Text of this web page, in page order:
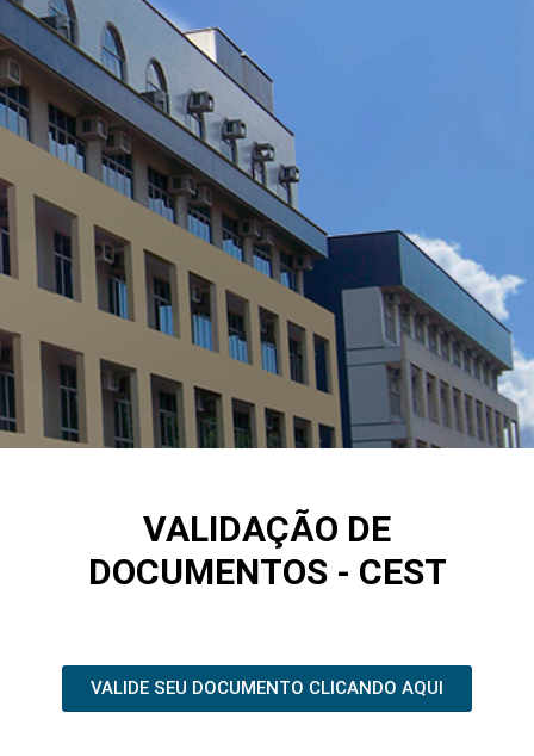
UNIVERSITÁRIO -
CEST
VALIDAÇÃO DE
DOCUMENTOS - CEST
VALIDE SEU DOCUMENTO CLICANDO AQUI